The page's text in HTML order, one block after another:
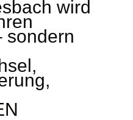
wird
sondern